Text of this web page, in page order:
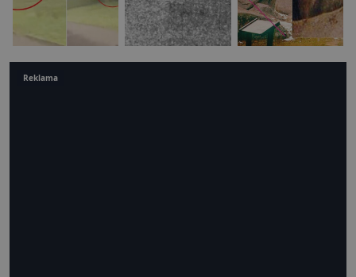
Reklama